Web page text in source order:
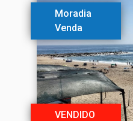
Moradia
Venda
VENDIDO